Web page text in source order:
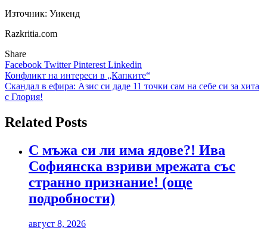
Източник: Уикенд
Razkritia.com
Share
Facebook TwitterPinterest Linkedin
Навигация
Конфликт на интереси в „Капките“
Скандал в ефира: Азис си даде 11 точки сам на себе си за хита
с Глория!
Related Posts
С мъжа си ли има ядове?! Ива
Софиянска взриви мрежата със
странно признание! (още
подробности)
август 8, 2026